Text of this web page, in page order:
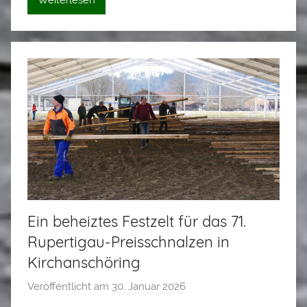
t
d
l
e
r
Ein beheiztes Festzelt für das 71.
Rupertigau-Preisschnalzen in
Kirchanschöring
Veröffentlicht am 30. Januar 2026